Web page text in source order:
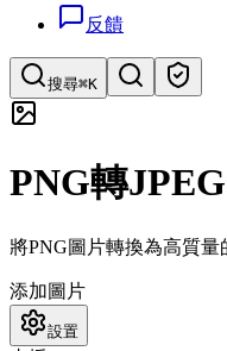
反饋
搜尋⌘K
快速搜索工具
PNG轉JPEG
將PNG圖片轉換為高質量
添加圖片
設置